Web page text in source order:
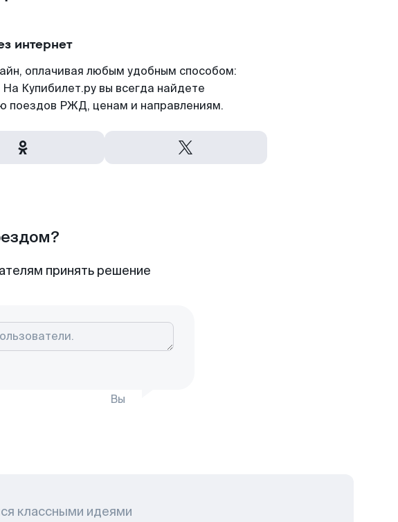
интернет
оплачивая любым удобным способом:
Купибилет.ру вы всегда найдете
поездов РЖД, ценам и направлениям.
принять решение
Вы
классными идеями